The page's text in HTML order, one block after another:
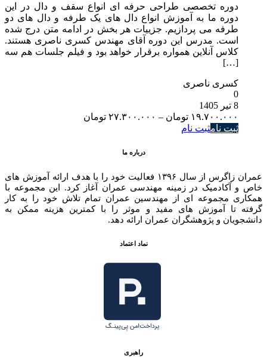
دوره تخصصی طراحی حرفه ای انواع سقف و دال در این
دوره ما به آموزش انواع دال های یک طرفه و دال های دو
طرفه می پردازیم. جزییات هر بخش در ادامه متن درج شده
است. مدرس این دوره آقای مهندس کسری ناصری هستند.
کلاس آنلاین همواره برقرار خواهد بود و فیلم جلسات هم سه
[…]
کسری ناصری
0
8 تیر 1405
۱۹.۷۰۰.۰۰۰ تومان – ۲۷.۳۰۰.۰۰۰ تومان
ثبت نامثبت نام
درباره ما
عمران زاگرس از سال ۱۳۹۶ فعالیت خود را با هدف ارائه آموزش های
خاص و آکادمیک در زمینه مهندسی عمران آغاز کرد. این مجموعه با
همکاری مجموعه ای از مهندسین عمران تمام تلاش خود را به کار
گرفته تا آموزش های مفید و موثر را با کمترین هزینه ممکن به
دانشجویان و پژوهشگران عمران ارائه دهد.
نماد اعتماد
راهبری